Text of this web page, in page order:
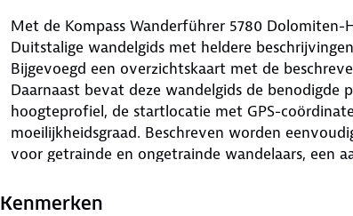
Met de Kompass Wanderführer 5780 Dolomiten-
Duitstalige wandelgids met heldere
Bijgevoegd een overzichtskaart met de
Daarnaast bevat deze wandelgids de benodigde
hoogteprofiel, de startlocatie met GPS-
moeilijkheidsgraad. Beschreven worden
voor getrainde en ongetrainde wandelaars, een
Hierop staan de wandelingen uit de wandelgids
Kenmerken